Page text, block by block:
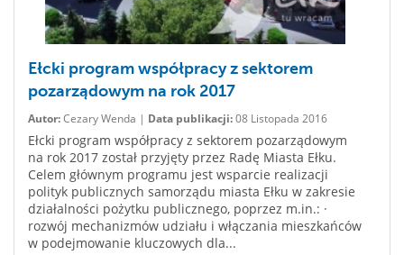
Ełcki program współpracy z sektorem
pozarządowym na rok 2017
Autor:Cezary Wenda | Data publikacji:08 Listopada 2016
Ełcki program współpracy z sektorem pozarządowym
na rok 2017 został przyjęty przez Radę Miasta Ełku.
Celem głównym programu jest wsparcie realizacji
polityk publicznych samorządu miasta Ełku w zakresie
działalności pożytku publicznego, poprzez m.in.: ·
rozwój mechanizmów udziału i włączania mieszkańców
w podejmowanie kluczowych dla...